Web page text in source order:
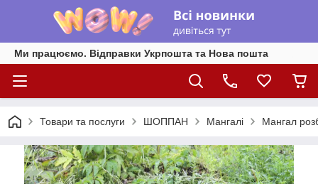
Ми працюємо. Відправки Укрпошта та Нова пошта
Товари та послуги ШОППАН Мангалі Мангал